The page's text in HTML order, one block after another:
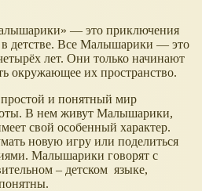
— это приключения
детстве. Все Малышарики — это
лет. Они только начинают
окружающее их пространство.
и понятный мир
В нем живут Малышарики,
свой особенный характер.
новую игру или поделиться
Малышарики говорят с
– детском языке,